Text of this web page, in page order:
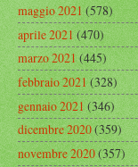
maggio 2021(578)
aprile 2021(470)
marzo 2021(445)
febbraio 2021(328)
gennaio 2021(346)
dicembre 2020(359)
novembre 2020(357)